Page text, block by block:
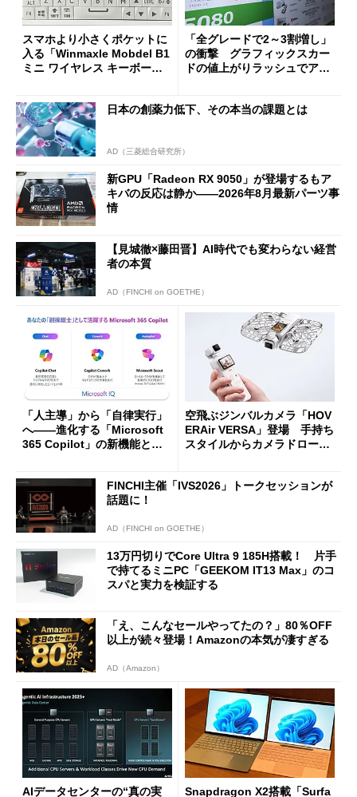
スマホより小さくポケットに
入る「Winmaxle Mobdel B1
ミニ ワイヤレス キーボー
「全グレードで2～3割増し」
の衝撃 グラフィックスカー
ドの値上がりラッシュでアキ
日本の創薬力低下、その本当の課題とは
AD（三菱総合研究所）
新GPU「Radeon RX 9050」が登場するもア
キバの反応は静か――2026年8月最新パーツ事
情
【見城徹×藤田晋】AI時代でも変わらない経営
者の本質
AD（FINCHI on GOETHE）
「人主導」から「自律実行」
へ――進化する「Microsoft
365 Copilot」の新機能とエ
空飛ぶジンバルカメラ「HOV
ERAir VERSA」登場 手持ち
スタイルからカメラドローン
FINCHI主催「IVS2026」トークセッションが
話題に！
AD（FINCHI on GOETHE）
13万円切りでCore Ultra 9 185H搭載！ 片手
で持てるミニPC「GEEKOM IT13 Max」のコ
スパと実力を検証する
「え、こんなセールやってたの？」80％OFF
以上が続々登場！Amazonの本気が凄すぎる
AD（Amazon）
AIデータセンターの“真の実 Snapdragon X2搭載「Surfa